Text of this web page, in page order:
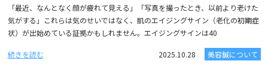
「最近、なんとなく顔が疲れて見える」「写真を撮ったとき、以前より老けた
気がする」これらは気のせいではなく、肌のエイジングサイン（老化の初期症
状）が出始めている証拠かもしれません。エイジングサインは40
続きを読む 2025.10.28 美容鍼について